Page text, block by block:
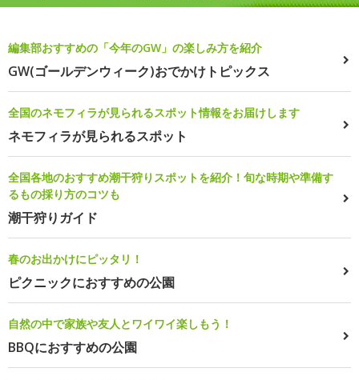
編集部おすすめの「今年のGW」の楽しみ方を紹介
GW(ゴールデンウィーク)おでかけトピックス
全国のネモフィラが見られるスポット情報をお届けします
ネモフィラが見られるスポット
全国各地のおすすめ潮干狩りスポットを紹介！旬な時期や準備す
るもの採り方のコツも
潮干狩りガイド
春のお出かけにピッタリ！
ピクニックにおすすめの公園
自然の中で家族や友人とワイワイ楽しもう！
BBQにおすすめの公園